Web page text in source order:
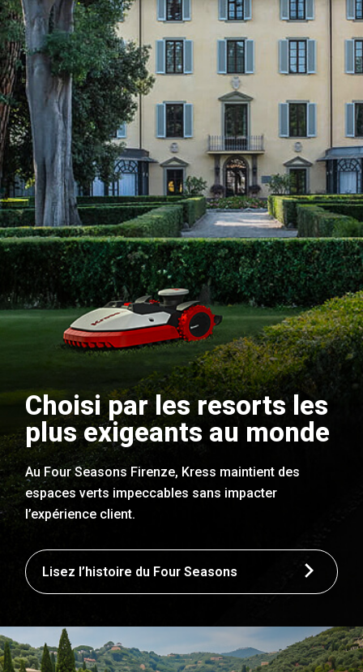
Choisi par les resorts les
plus exigeants au monde
Au Four Seasons Firenze, Kress maintient des
espaces verts impeccables sans impacter
l’expérience client.
Lisez l’histoire du Four Seasons